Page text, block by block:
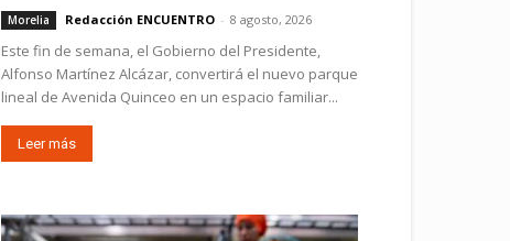
Morelia Redacción ENCUENTRO - 8 agosto, 2026
Este fin de semana, el Gobierno del Presidente,
Alfonso Martínez Alcázar, convertirá el nuevo parque
lineal de Avenida Quinceo en un espacio familiar...
Leer más